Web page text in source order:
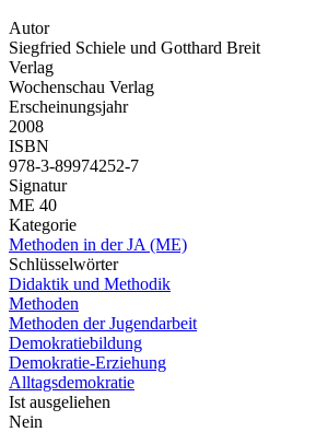
Autor
Siegfried Schiele und Gotthard Breit
Verlag
Wochenschau Verlag
Erscheinungsjahr
2008
ISBN
978-3-89974252-7
Signatur
ME 40
Kategorie
Methoden in der JA (ME)
Schlüsselwörter
Didaktik und Methodik
Methoden
Methoden der Jugendarbeit
Demokratiebildung
Demokratie-Erziehung
Alltagsdemokratie
Ist ausgeliehen
Nein